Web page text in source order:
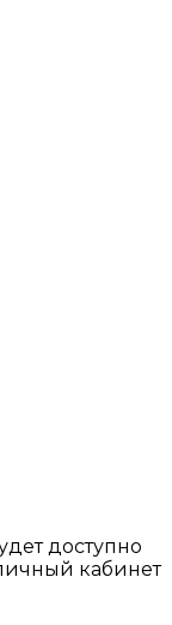
доступно
кабинет